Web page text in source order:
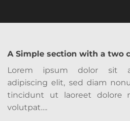
A Simple section with a two
Lorem ipsum dolor sit
adipiscing elit, sed diam
tincidunt ut laoreet dolore
volutpat….